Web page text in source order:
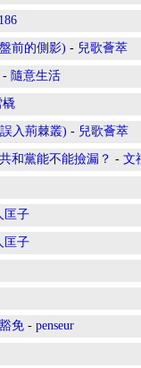
前的側影) - 兒歌薈萃
- 隨意生活
橇
入荊棘叢) - 兒歌薈萃
和黨能不能撿漏？ - 文
匡子
匡子
免 - penseur